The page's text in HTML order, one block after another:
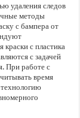
удаления следов
методы
с бампера от
краски с пластика
с задачей
При работе с
время